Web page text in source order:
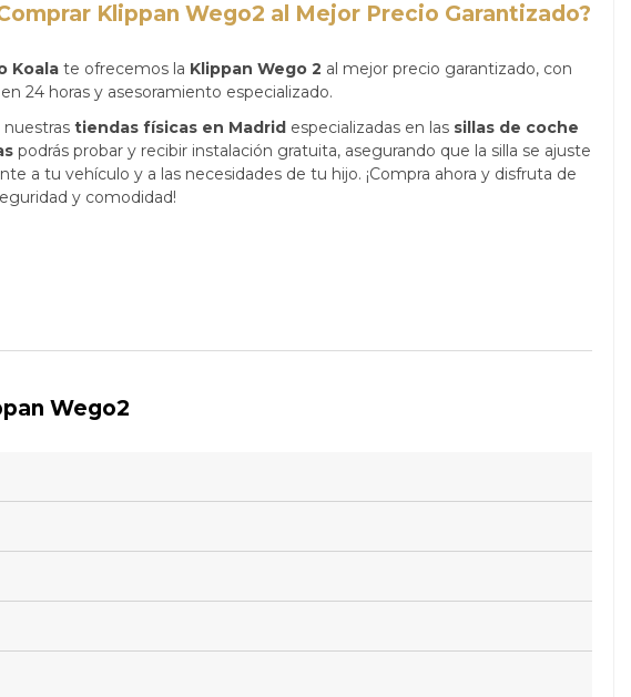
Klippan Wego2 al Mejor Precio Garantizado?
Koala te ofrecemos la Klippan Wego 2 al mejor precio garantizado, con
24 horas y asesoramiento especializado.
tiendas físicas en Madrid especializadas en las sillas de coche
podrás probar y recibir instalación gratuita, asegurando que la silla se ajuste
a tu vehículo y a las necesidades de tu hijo. ¡Compra ahora y disfruta de
y comodidad!
Wego2